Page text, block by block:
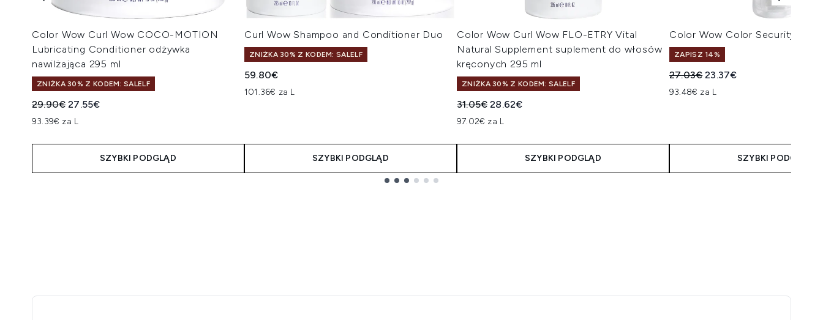
Color Wow Curl Wow COCO-MOTION
Lubricating Conditioner odżywka
nawilżająca 295 ml
ZNIŻKA 30% Z KODEM: SALELF
Sugerowana cena detaliczna:
29.90€Aktualna cena:
27.55€
93.39€ za L
SZYBKI PODGLĄD
Curl Wow Shampoo and Conditioner Duo
ZNIŻKA 30% Z KODEM: SALELF
59.80€
101.36€ za L
SZYBKI PODGLĄD
Color Wow Curl Wow FLO-ETRY Vital
Natural Supplement suplement do włosów
kręconych 295 ml
ZNIŻKA 30% Z KODEM: SALELF
Sugerowana cena detaliczna:
31.05€Aktualna cena:
28.62€
97.02€ za L
SZYBKI PODGLĄD
Color Wow Color Security
ZAPISZ 14%
Sugerowana cena detaliczna:
27.03€Aktualna cena:
23.37€
93.48€ za L
SZYBKI PODGLĄD